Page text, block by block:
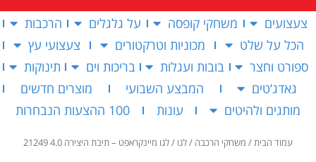
צעצועים משחקי קופסה על גלגלים
הרכבות
הכל על שלט
מכוניות וטרקטורים
צעצועי עץ
ספורט וחצר
בובות ועגלות בריכות וים
תינוקות
גאדג’טים
המבצע השבועי
מוצרים חדשים
מותגים ולהיטים
עונות 100 ההצעות הנבחרות
עמוד הבית/ משחקי הרכבה /לגו / לגו מיינקראפט – תיבת היצירה 4.0 21249